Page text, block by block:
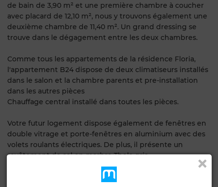
de bain de 3,90 m² et une première chambre à coucher
avec placard de 12,10 m², nous y trouvons également une
deuxième chambre de 11,40 m². Un grand dressing se
trouve dans le dégagement entre les deux chambres.
Comme tous les appartements de la résidence Floria,
l'appartement B24 dispose de deux climatiseurs installés
dans le salon et la chambre parents et pre-installation
dans les autres pièces
Chauffage central installé dans toutes les pièces.
Votre futur logement dispose également de fenêtres en
double vitrage et porte-fenêtres en aluminium avec des
volets roulants électriques. De plus, il présente un
revêtement de sol en marbre Thela gris
Nous vous offrons la possibilité d'acquérir, en option, des